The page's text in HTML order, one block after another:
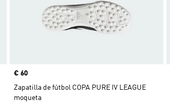
Precio
€ 60
Zapatilla de fútbol COPA PURE IV LEAGUE
moqueta